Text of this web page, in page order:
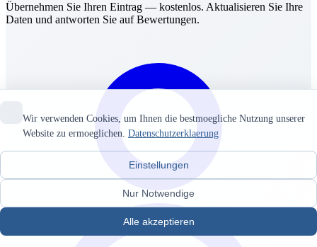
Übernehmen Sie Ihren Eintrag — kostenlos. Aktualisieren Sie Ihre
Daten und antworten Sie auf Bewertungen.
Wir verwenden Cookies, um Ihnen die bestmoegliche Nutzung unserer
Website zu ermoeglichen. Datenschutzerklaerung
Einstellungen
Nur Notwendige
Alle akzeptieren